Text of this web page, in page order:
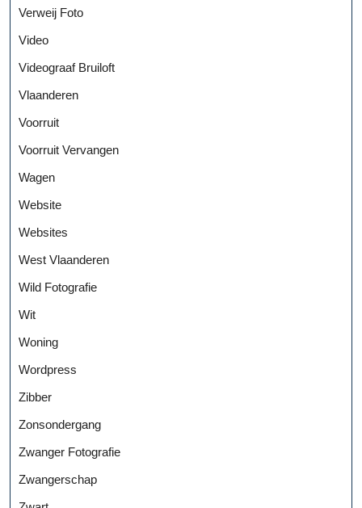
Verweij Foto
Video
Videograaf Bruiloft
Vlaanderen
Voorruit
Voorruit Vervangen
Wagen
Website
Websites
West Vlaanderen
Wild Fotografie
Wit
Woning
Wordpress
Zibber
Zonsondergang
Zwanger Fotografie
Zwangerschap